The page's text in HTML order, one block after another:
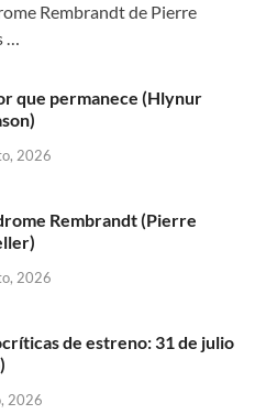
Rembrandt de Pierre
…
que permanece (Hlynur
2026
Rembrandt (Pierre
2026
de estreno: 31 de julio
2026